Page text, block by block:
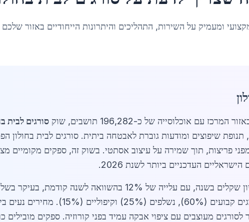
ומעמיק על השירות, התהליכים והיתרונות הייחודיים באזור שלכם
סורגים לבית
שיפוצים ומודעות גוברת לאבטחה ביתית. סורגים לבית בחולון
פריצות, תוך שמירה על עיצוב אסתטי. בשוק זה, ספקים מקומיים
העדכניים ביותר לשנת 2026.
מוערך בכ-150 מיליון שקלים בשנה, עם עלייה של 12%
ועד 1,200 שקלים למטר לסורגים מעוצבים עם ציפוי אבקה עמיד בפני קורוזיה. ספקים